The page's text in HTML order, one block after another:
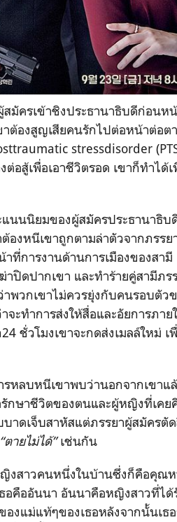
ครเข้าชิงประธานาธิบดีก่อนห
ต้องสูญเสียคนรักไปต่อหน้าต่อต
stressdisorder
อสู้เพื่อเอาชีวิตรอด เขาก็ทำได้
นนนิยมของผู้สมัครประธานาธิบ
องหนีเขาถูกตามล่าตัวจากภรร
ที่การงานด้านการเมืองของสามี
ดปากเขา และทำร้ายคู่สามีภร
พวกเขาไม่ควรยุ่งกับคนรอบตัว
จะทำการส่งให้สื่อและอัยการภาย
ชั่วโมงเขาจะกดส่งเมลล์ใหม่ เ
รหลบหนีเขาพบว่านอกจากเขาแ
กษาชีวิตของตนและผู้หญิงที่เคย
าดเจ็บสาหัสแต่ภรรยาผู้สมัครตัด
“ตายไม่ได้”เช่นกัน
ญิงสาวคนหนึ่งในบ้านซึ่งก็คือคุณ
อคืออันนา อันนาคือหญิงสาวที่ได้
องแม่แท้ๆของเธอหลังจากนั้นเธ